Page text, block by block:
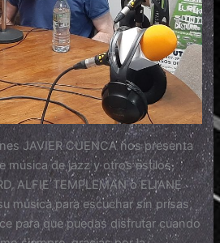
JAVIER CUENCA nos presenta
música de jazz y otros estilos,
ALFIE TEMPLEMAN o ELIANE
música para escuchar sin prisas,
para que puedas disfrutar cuando